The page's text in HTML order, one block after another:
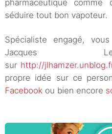
pharmaceutique
séduire tout bon vapoteur.
Spécialiste engagé,
Jacques
sur http://
propre idée sur ce
Facebook ou bien encore